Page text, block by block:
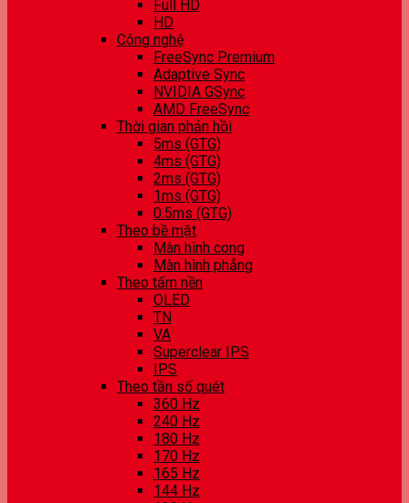
Full HD
HD
Công nghệ
FreeSync Premium
Adaptive Sync
NVIDIA GSync
AMD FreeSync
Thời gian phản hồi
5ms (GTG)
4ms (GTG)
2ms (GTG)
1ms (GTG)
0.5ms (GTG)
Theo bề mặt
Màn hình cong
Màn hình phẳng
Theo tấm nền
OLED
TN
VA
Superclear IPS
IPS
Theo tần số quét
360 Hz
240 Hz
180 Hz
170 Hz
165 Hz
144 Hz